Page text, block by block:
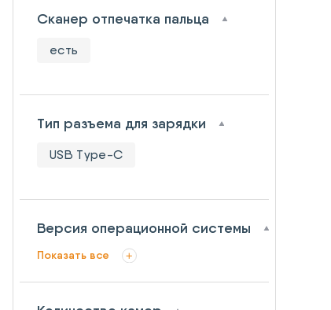
Сканер отпечатка пальца
есть
Тип разъема для зарядки
USB Type-C
Версия операционной системы
Показать все